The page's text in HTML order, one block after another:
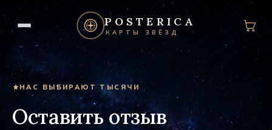
POSTERICA
КАРТЫ ЗВЁЗД
НАС ВЫБИРАЮТ ТЫСЯЧИ
Оставить отзыв